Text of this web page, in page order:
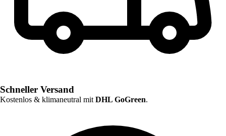
Schneller Versand
Kostenlos & klimaneutral mit DHL GoGreen.